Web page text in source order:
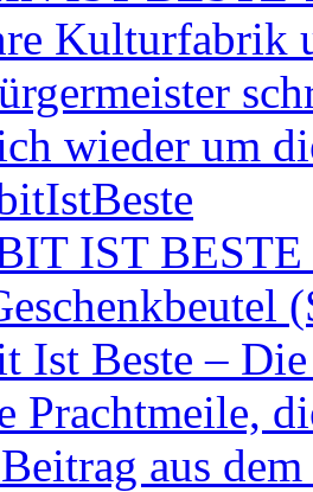
Kulturfabrik
wieder um
IST BESTE
Ist Beste –
Prachtmeile,
aus